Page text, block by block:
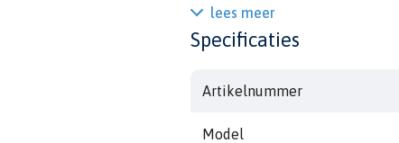
EG keuring volgens DIN 4811.
CE 0036 drukregelaar richtlijnen.
lees meer
Specificaties
Artikelnummer
Model